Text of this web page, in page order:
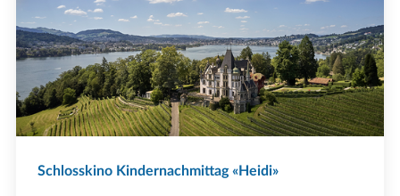
Schlosskino Kindernachmittag «Heidi»